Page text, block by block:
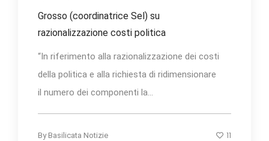
Grosso (coordinatrice Sel) su
razionalizzazione costi politica
“In riferimento alla razionalizzazione dei costi
della politica e alla richiesta di ridimensionare
il numero dei componenti la...
By Basilicata Notizie 11